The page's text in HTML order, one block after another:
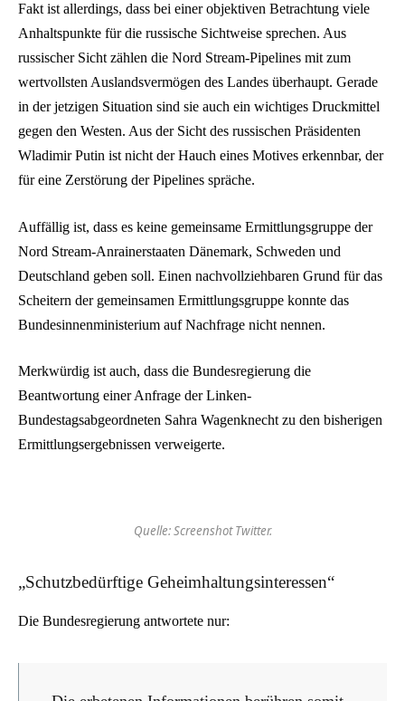
Fakt ist allerdings, dass bei einer objektiven Betrachtung viele
Anhaltspunkte für die russische Sichtweise sprechen. Aus
russischer Sicht zählen die Nord Stream-Pipelines mit zum
wertvollsten Auslandsvermögen des Landes überhaupt. Gerade
in der jetzigen Situation sind sie auch ein wichtiges Druckmittel
gegen den Westen. Aus der Sicht des russischen Präsidenten
Wladimir Putin ist nicht der Hauch eines Motives erkennbar, der
für eine Zerstörung der Pipelines spräche.
Auffällig ist, dass es keine gemeinsame Ermittlungsgruppe der
Nord Stream-Anrainerstaaten Dänemark, Schweden und
Deutschland geben soll. Einen nachvollziehbaren Grund für das
Scheitern der gemeinsamen Ermittlungsgruppe konnte das
Bundesinnenministerium auf Nachfrage nicht nennen.
Merkwürdig ist auch, dass die Bundesregierung die
Beantwortung einer Anfrage der Linken-
Bundestagsabgeordneten Sahra Wagenknecht zu den bisherigen
Ermittlungsergebnissen verweigerte.
Quelle: Screenshot Twitter.
„Schutzbedürftige Geheimhaltungsinteressen“
Die Bundesregierung antwortete nur: